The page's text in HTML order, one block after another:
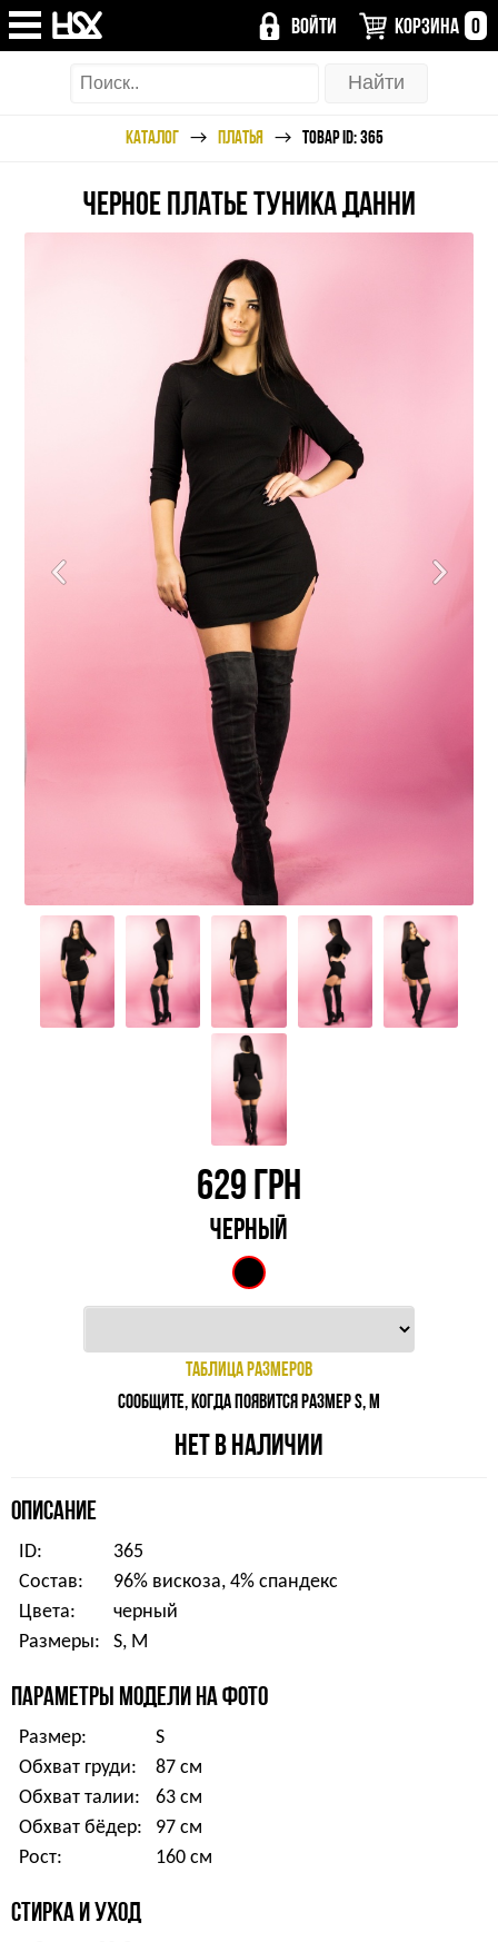
ВОЙТИ КОРЗИНА 0
КАТАЛОГ ПЛАТЬЯ ТОВАР ID: 365
ЧЕРНОЕ ПЛАТЬЕ ТУНИКА ДАННИ
629ГРН
ЧЕРНЫЙ
ТАБЛИЦА РАЗМЕРОВ
СООБЩИТЕ, КОГДА ПОЯВИТСЯ РАЗМЕР S, M
НЕТ В НАЛИЧИИ
ОПИСАНИЕ
ID:
365
Состав:
96% вискоза, 4% спандекс
Цвета:
черный
Размеры:
S, M
ПАРАМЕТРЫ МОДЕЛИ НА ФОТО
Размер:
S
Обхват груди:
87 см
Обхват талии:
63 см
Обхват бёдер:
97 см
Рост:
160 см
СТИРКА И УХОД